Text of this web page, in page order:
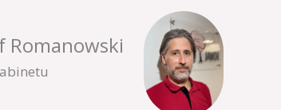
Romanowski